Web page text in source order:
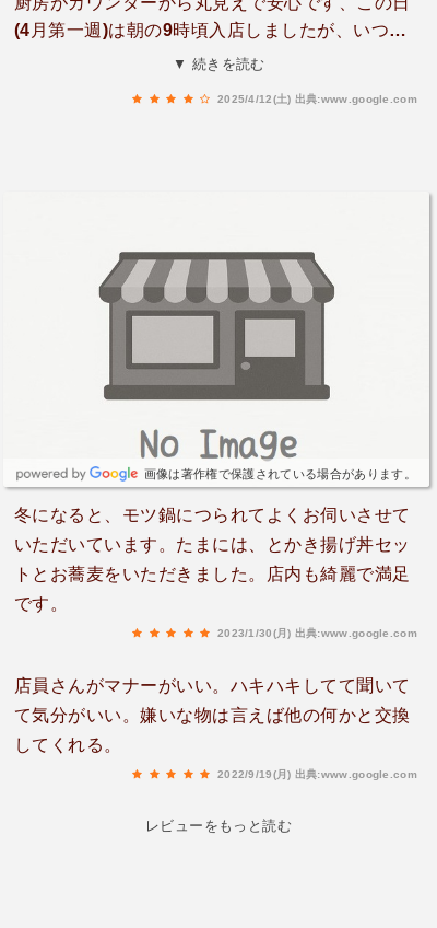
(4月第一週)は朝の9時頃入店しましたが、いつも
清潔にされてるようで女性スタッフさんが二名で
くエスコートしてくれました、感謝です。
▼ 続きを読む
2025/4/12(土) 出典:www.google.com
画像は著作権で保護されている場合があります。
冬になると、モツ鍋につられてよくお伺いさせて
いただいています。たまには、とかき揚げ丼セッ
トとお蕎麦をいただきました。店内も綺麗で満足
です。
2023/1/30(月) 出典:www.google.com
店員さんがマナーがいい。ハキハキしてて聞いて
て気分がいい。嫌いな物は言えば他の何かと交換
してくれる。
2022/9/19(月) 出典:www.google.com
レビューをもっと読む